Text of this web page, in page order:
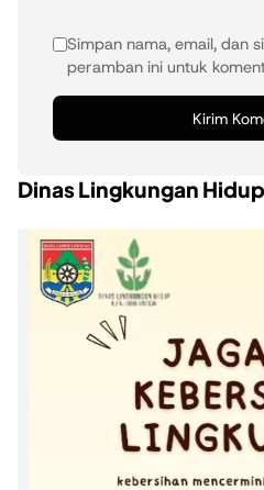
Simpan nama, email, dan
peramban ini untuk
Dinas Lingkungan